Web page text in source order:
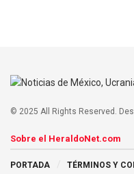
© 2025 All Rights Reserved.
Sobre el HeraldoNet.com
PORTADA TÉRMINOS Y